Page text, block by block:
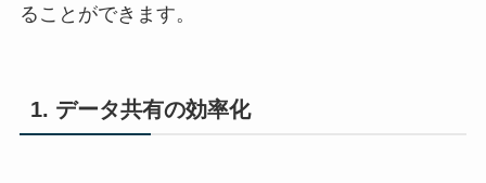
ることができます。
1. データ共有の効率化